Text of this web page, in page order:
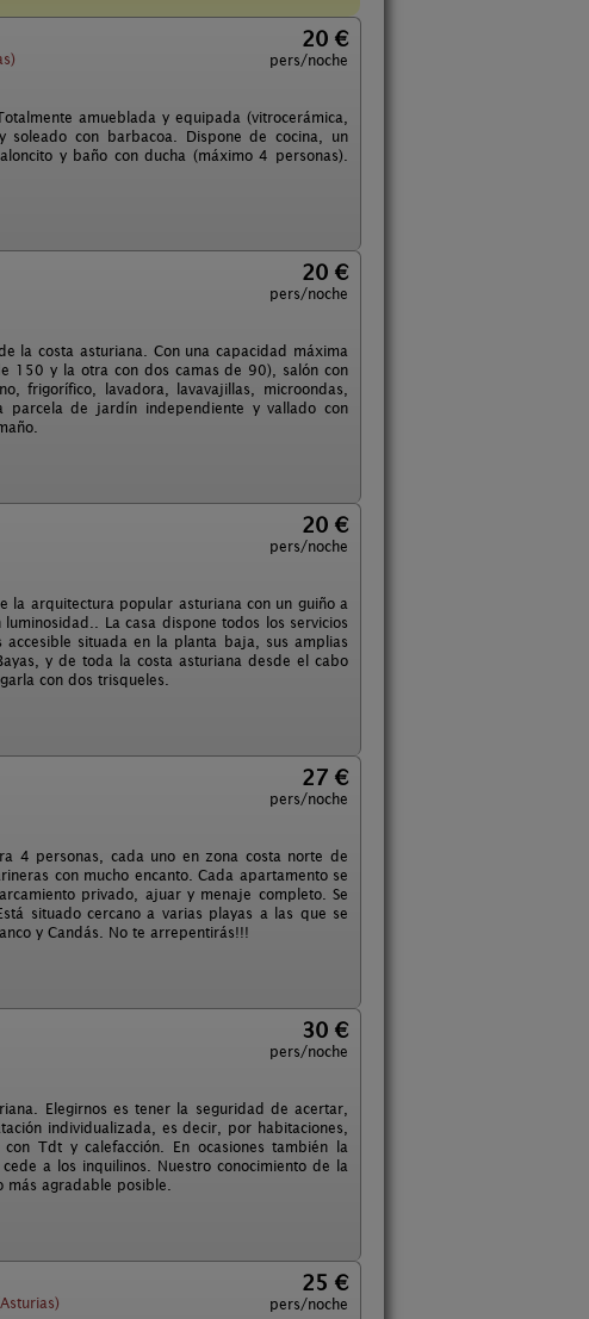
20 €
pers/noche
amueblada y equipada (vitrocerámica,
soleado con barbacoa. Dispone de cocina, un
y baño con ducha (máximo 4 personas).
20 €
pers/noche
la costa asturiana. Con una capacidad máxima
150 y la otra con dos camas de 90), salón con
frigorífico, lavadora, lavavajillas, microondas,
de jardín independiente y vallado con
20 €
pers/noche
la arquitectura popular asturiana con un guiño a
La casa dispone todos los servicios
situada en la planta baja, sus amplias
y de toda la costa asturiana desde el cabo
con dos trisqueles.
27 €
pers/noche
4 personas, cada uno en zona costa norte de
con mucho encanto. Cada apartamento se
privado, ajuar y menaje completo. Se
situado cercano a varias playas a las que se
y Candás. No te arrepentirás!!!
30 €
pers/noche
Elegirnos es tener la seguridad de acertar,
individualizada, es decir, por habitaciones,
Tdt y calefacción. En ocasiones también la
a los inquilinos. Nuestro conocimiento de la
agradable posible.
25 €
pers/noche